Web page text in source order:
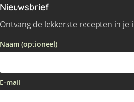
Nieuwsbrief
Ontvang de lekkerste recepten in je
Naam (optioneel)
E-mail